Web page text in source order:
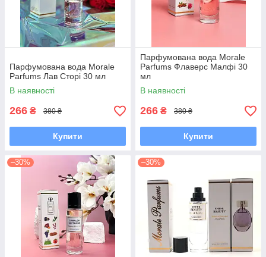
Парфумована вода Morale
Parfums Лав Сторі 30 мл
В наявності
266 ₴ 380 ₴
Купити
Парфумована вода Morale
Parfums Флаверс Малфі 30
мл
В наявності
266 ₴ 380 ₴
Купити
–30% –30%